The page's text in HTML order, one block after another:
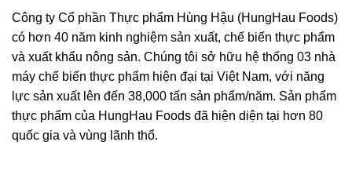
Công ty Cổ phần Thực phẩm Hùng Hậu (HungHau Foods)
có hơn 40 năm kinh nghiệm sản xuất, chế biến thực phẩm
và xuất khẩu nông sản. Chúng tôi sở hữu hệ thống 03 nhà
máy chế biến thực phẩm hiện đại tại Việt Nam, với năng
lực sản xuất lên đến 38,000 tấn sản phẩm/năm. Sản phẩm
thực phẩm của HungHau Foods đã hiện diện tại hơn 80
quốc gia và vùng lãnh thổ.